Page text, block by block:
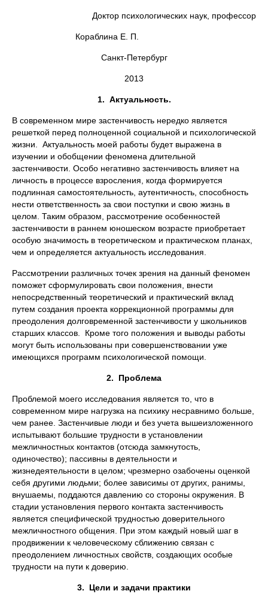
Доктор психологических наук, профессор
Кораблина Е. П.
Санкт-Петербург
2013
1. Актуальность.
В современном мире застенчивость нередко является
решеткой перед полноценной социальной и психологической
жизни. Актуальность моей работы будет выражена в
изучении и обобщении феномена длительной
застенчивости. Особо негативно застенчивость влияет на
личность в процессе взросления, когда формируется
подлинная самостоятельность, аутентичность, способность
нести ответственность за свои поступки и свою жизнь в
целом. Таким образом, рассмотрение особенностей
застенчивости в раннем юношеском возрасте приобретает
особую значимость в теоретическом и практическом планах,
чем и определяется актуальность исследования.
Рассмотрении различных точек зрения на данный феномен
поможет сформулировать свои положения, внести
непосредственный теоретический и практический вклад
путем создания проекта коррекционной программы для
преодоления долговременной застенчивости у школьников
старших классов. Кроме того положения и выводы работы
могут быть использованы при совершенствовании уже
имеющихся программ психологической помощи.
2. Проблема
Проблемой моего исследования является то, что в
современном мире нагрузка на психику несравнимо больше,
чем ранее. Застенчивые люди и без учета вышеизложенного
испытывают большие трудности в установлении
межличностных контактов (отсюда замкнутость,
одиночество); пассивны в деятельности и
жизнедеятельности в целом; чрезмерно озабочены оценкой
себя другими людьми; более зависимы от других, ранимы,
внушаемы, поддаются давлению со стороны окружения. В
стадии установления первого контакта застенчивость
является специфической трудностью доверительного
межличностного общения. При этом каждый новый шаг в
продвижении к человеческому сближению связан с
преодолением личностных свойств, создающих особые
трудности на пути к доверию.
3. Цели и задачи практики